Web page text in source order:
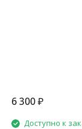
6 300₽
Доступно к